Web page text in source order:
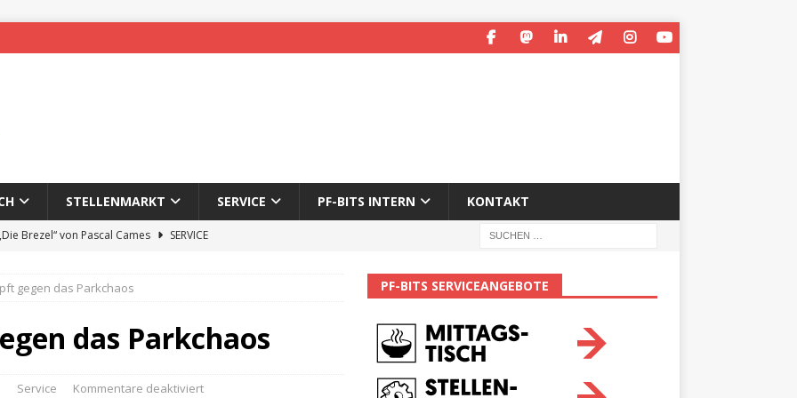
STELLENMARKT SERVICE PF-BITS INTERN KONTAKT
Brezel“ von Pascal Cames
SERVICE
des 65. Fasnetsumzugs Dillweißenstein
We’ll be back.
Der Mann hinter PF-Bits lebt nicht mehr
gegen das Parkchaos
das Parkchaos
Service Kommentare deaktiviert
PF-BITS SERVICEANGEBOTE